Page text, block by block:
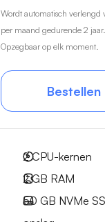
Wordt automatisch verlengd
per maand gedurende 2 jaar.
Opzegbaar op elk moment.
Bestellen
2CPU-kernen
2 GB RAM
50 GB NVMe